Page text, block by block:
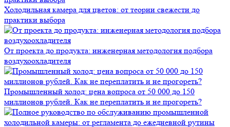
Холодильная камера для цветов: от теории свежести до
практики выбора
От проекта до продукта: инженерная методология подбора
воздухоохладителя
Промышленный холод: цена вопроса от 50 000 до 150
миллионов рублей. Как не переплатить и не прогореть?